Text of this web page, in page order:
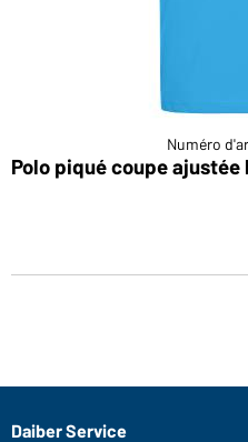
Numéro
Polo piqué coupe ajustée
Daiber Service